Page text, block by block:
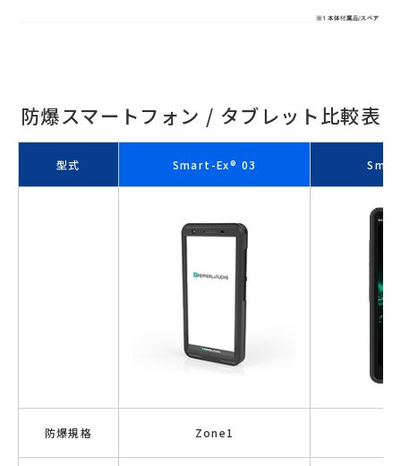
防爆スマートフォン / タブレット比較表
型式 Smart-Ex® 03
防爆規格 Zone1